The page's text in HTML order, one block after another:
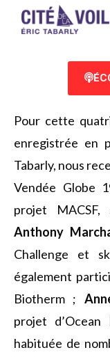
Pour cette
enregistrée en
Tabarly, nous
Vendée Globe
projet
Anthony
Challenge et
également
Biotherm ;
projet
habituée de